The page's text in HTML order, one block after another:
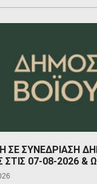
ΣΕ ΣΥΝΕΔΡΙΑΣΗ
ΣΤΙΣ 07-08-2026 &